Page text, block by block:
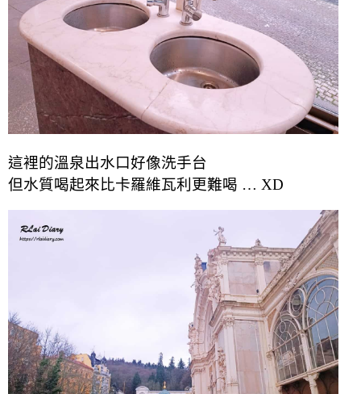
這裡的溫泉出水口好像洗手台
但水質喝起來比卡羅維瓦利更難喝 … XD